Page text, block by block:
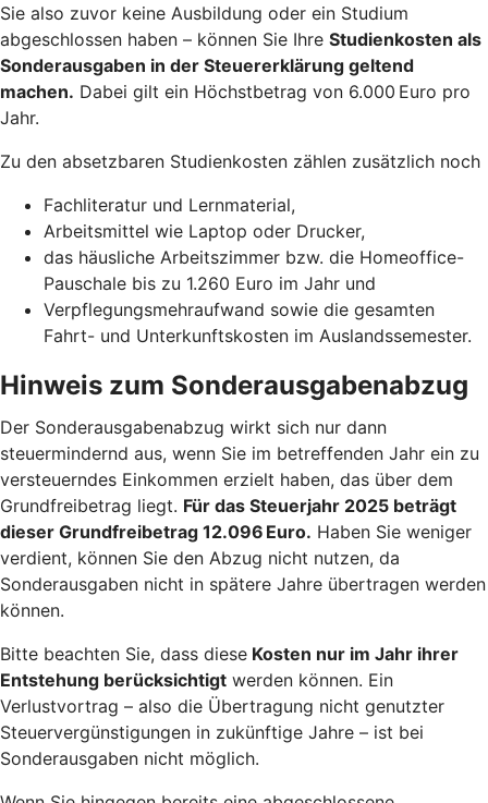
Sie also zuvor keine Ausbildung oder ein Studium
abgeschlossen haben – können Sie Ihre Studienkosten als
Sonderausgaben in der Steuererklärung geltend
machen. Dabei gilt ein Höchstbetrag von 6.000 Euro pro
Jahr.
Zu den absetzbaren Studienkosten zählen zusätzlich noch
Fachliteratur und Lernmaterial,
Arbeitsmittel wie Laptop oder Drucker,
das häusliche Arbeitszimmer bzw. die Homeoffice-
Pauschale bis zu 1.260 Euro im Jahr und
Verpflegungsmehraufwand sowie die gesamten
Fahrt- und Unterkunftskosten im Auslandssemester.
Hinweis zum Sonderausgabenabzug
Der Sonderausgabenabzug wirkt sich nur dann
steuermindernd aus, wenn Sie im betreffenden Jahr ein zu
versteuerndes Einkommen erzielt haben, das über dem
Grundfreibetrag liegt. Für das Steuerjahr 2025 beträgt
dieser Grundfreibetrag 12.096 Euro. Haben Sie weniger
verdient, können Sie den Abzug nicht nutzen, da
Sonderausgaben nicht in spätere Jahre übertragen werden
können.
Bitte beachten Sie, dass diese Kosten nur im Jahr ihrer
Entstehung berücksichtigt werden können. Ein
Verlustvortrag – also die Übertragung nicht genutzter
Steuervergünstigungen in zukünftige Jahre – ist bei
Sonderausgaben nicht möglich.